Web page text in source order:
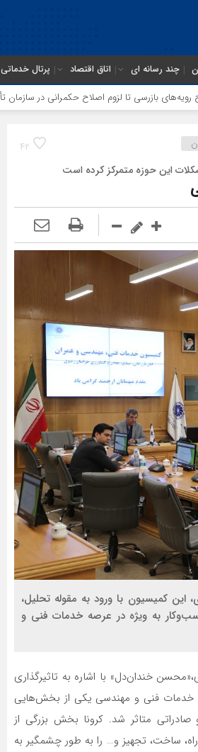
چند رسانه ای اتاق اقتصاد پرتال خدماتی
لزوم اصلاح حکمرانی در سازمان تأمین اجتماعی
42
این حوزه متمرکز کرده است
کمیسیون با ورود به مقوله تحلیل،
به ویژه در عرصه خدمات فنی و
خندان‌دل» با اشاره به تاثیرگذاری
خدمات فنی و مهندسی یکی از بخش‌هایی
متاثر شد. کرونا بخش بزرگی از
ساخت، تجهیز و… را به طور چشمگیر به